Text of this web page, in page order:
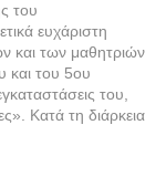
του
ευχάριστη
και των μαθητριών
και του 5ου
του,
Κατά τη διάρκεια